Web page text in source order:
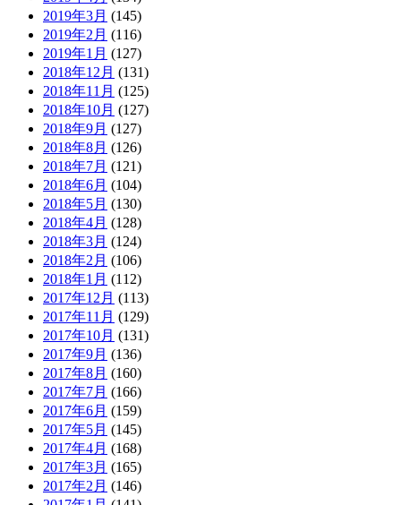
2019年3月 (145)
2019年2月 (116)
2019年1月 (127)
2018年12月 (131)
2018年11月 (125)
2018年10月 (127)
2018年9月 (127)
2018年8月 (126)
2018年7月 (121)
2018年6月 (104)
2018年5月 (130)
2018年4月 (128)
2018年3月 (124)
2018年2月 (106)
2018年1月 (112)
2017年12月 (113)
2017年11月 (129)
2017年10月 (131)
2017年9月 (136)
2017年8月 (160)
2017年7月 (166)
2017年6月 (159)
2017年5月 (145)
2017年4月 (168)
2017年3月 (165)
2017年2月 (146)